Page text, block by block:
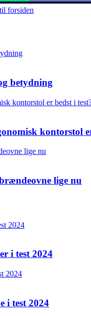
forsiden
betydning
kontorstol
lige nu
i test 2024
i test 2024